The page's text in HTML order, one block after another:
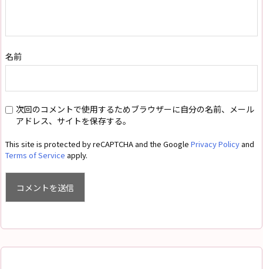
名前
次回のコメントで使用するためブラウザーに自分の名前、メール
アドレス、サイトを保存する。
This site is protected by reCAPTCHA and the Google Privacy Policy and
Terms of Service apply.